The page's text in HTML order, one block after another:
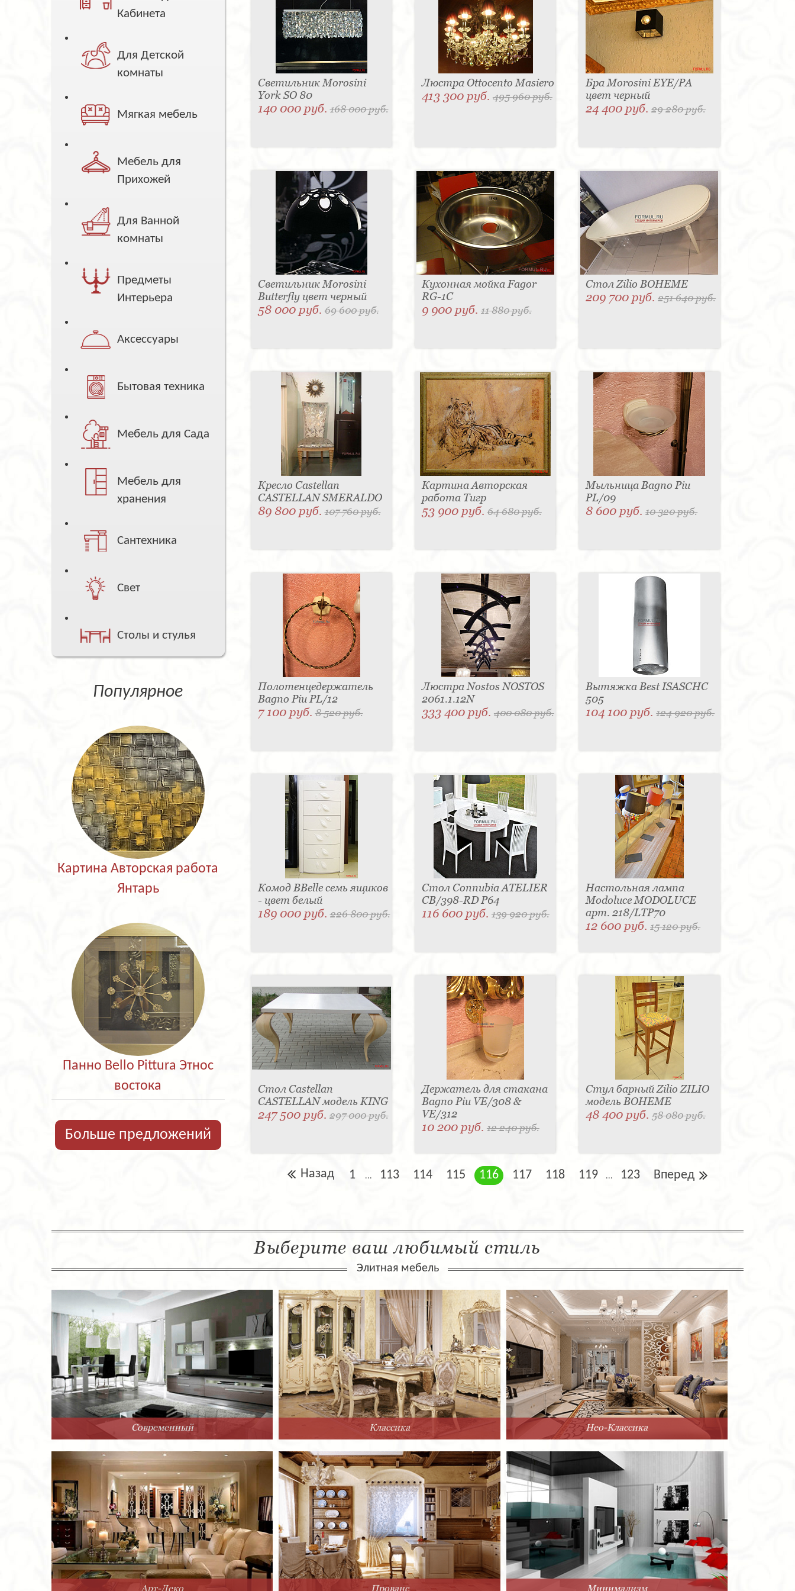
Кабинета
Для Детской
комнаты
Мягкая мебель
Мебель для
Прихожей
Для Ванной
комнаты
Предметы
Интерьера
Аксессуары
Бытовая техника
Мебель для Сада
Мебель для
хранения
Сантехника
Свет
Столы и стулья
Популярное
Картина Авторская работа
Янтарь
Панно Bello Pittura Этнос
востока
Больше предложений
Светильник Morosini
York SO 80
140 000 руб.168 000 руб.
Люстра Ottocento Masiero
413 300 руб. 495 960 руб.
Бра Morosini EYE/PA
цвет черный
24 400 руб.29 280 руб.
Светильник Morosini
Butterfly цвет черный
58 000 руб.69 600 руб.
Кухонная мойка Fagor
RG-1C
9 900 руб. 11 880 руб.
Стол Zilio BOHEME
209 700 руб.251 640 руб.
Кресло Castellan
CASTELLAN SMERALDO
89 800 руб.107 760 руб.
Картина Авторская
работа Тигр
53 900 руб. 64 680 руб.
Мыльница Bagno Piu
PL/09
8 600 руб.10 320 руб.
Полотенцедержатель
Bagno Piu PL/12
7 100 руб.8 520 руб.
Люстра Nostos NOSTOS
2061.1.12N
333 400 руб. 400 080 руб.
Вытяжка Best ISASCHC
505
104 100 руб.124 920 руб.
Комод BBelle семь ящиков
- цвет белый
189 000 руб.226 800 руб.
Стол Connubia ATELIER
CB/398-RD P64
116 600 руб. 139 920 руб.
Настольная лампа
Modoluce MODOLUCE
арт. 218/LTP70
12 600 руб.15 120 руб.
Стол Castellan
CASTELLAN модель KING
247 500 руб.297 000 руб.
Держатель для стакана
Bagno Piu VE/308 &
VE/312
10 200 руб. 12 240 руб.
Стул барный Zilio ZILIO
модель BOHEME
48 400 руб.58 080 руб.
Назад 1 ... 113 114 115 116 117 118 119 ... 123 Вперед
Выберите ваш любимый стиль
Элитная мебель
Современный Классика Нео-Классика
Арт-Деко Прованс Минимализм